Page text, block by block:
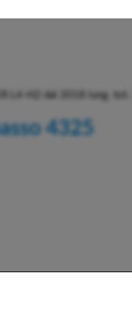
L4-H2 dal 2018 lung.
4325